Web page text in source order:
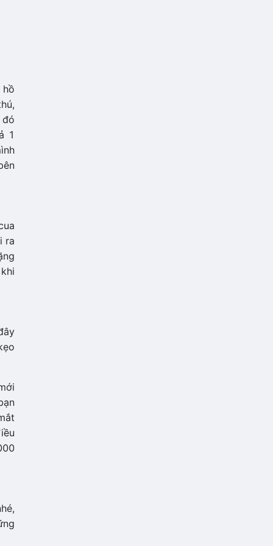
đó
1
ra